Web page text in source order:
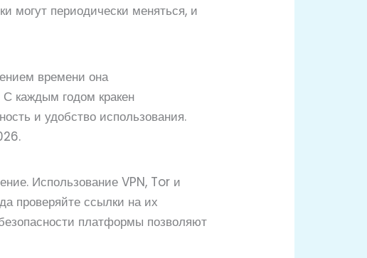
могут периодически меняться, и
времени она
каждым годом кракен
и удобство использования.
Использование VPN, Tor и
проверяйте ссылки на их
платформы позволяют